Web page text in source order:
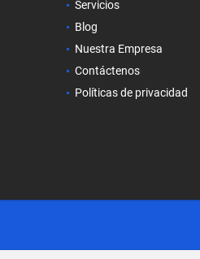
Servicios
Blog
Nuestra Empresa
Contáctenos
Políticas de privacidad